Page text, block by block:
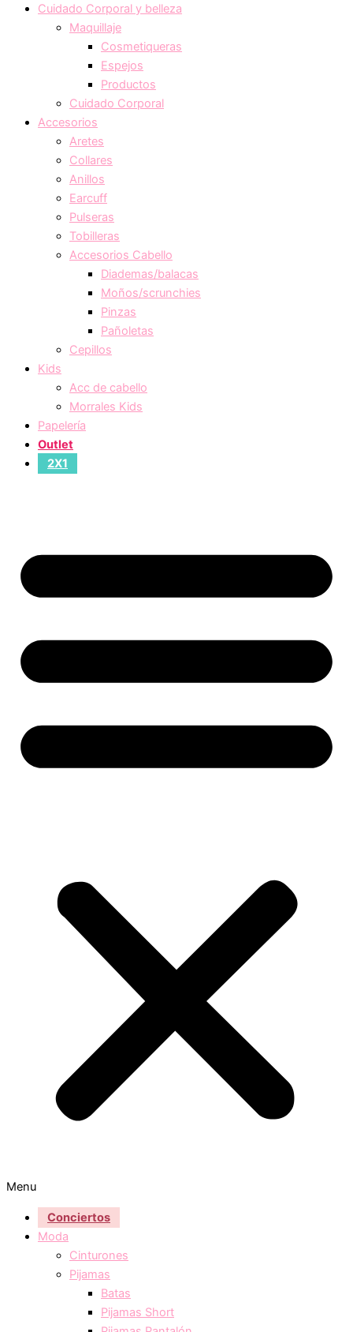
Cuidado Corporal y belleza
Maquillaje
Cosmetiqueras
Espejos
Productos
Cuidado Corporal
Accesorios
Aretes
Collares
Anillos
Earcuff
Pulseras
Tobilleras
Accesorios Cabello
Diademas/balacas
Moños/scrunchies
Pinzas
Pañoletas
Cepillos
Kids
Acc de cabello
Morrales Kids
Papelería
Outlet
2X1
Menu
Conciertos
Moda
Cinturones
Pijamas
Batas
Pijamas Short